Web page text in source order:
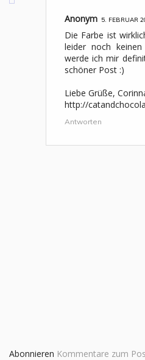
Anonym 5. FEBRUAR
Die Farbe ist
leider noch
werde ich mir
schöner Post :)
Liebe Grüße,
http://
Antworten
Abonnieren Kommentare zum